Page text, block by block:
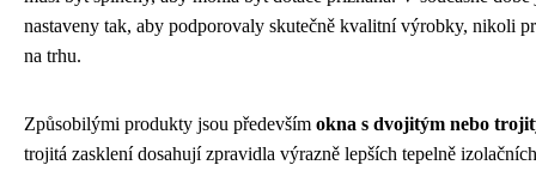
nastaveny tak, aby podporovaly skutečně kvalitní výrobky, nikoli
na trhu.
Způsobilými produkty jsou především okna s dvojitým nebo
trojitá zasklení dosahují zpravidla výrazně lepších tepelně